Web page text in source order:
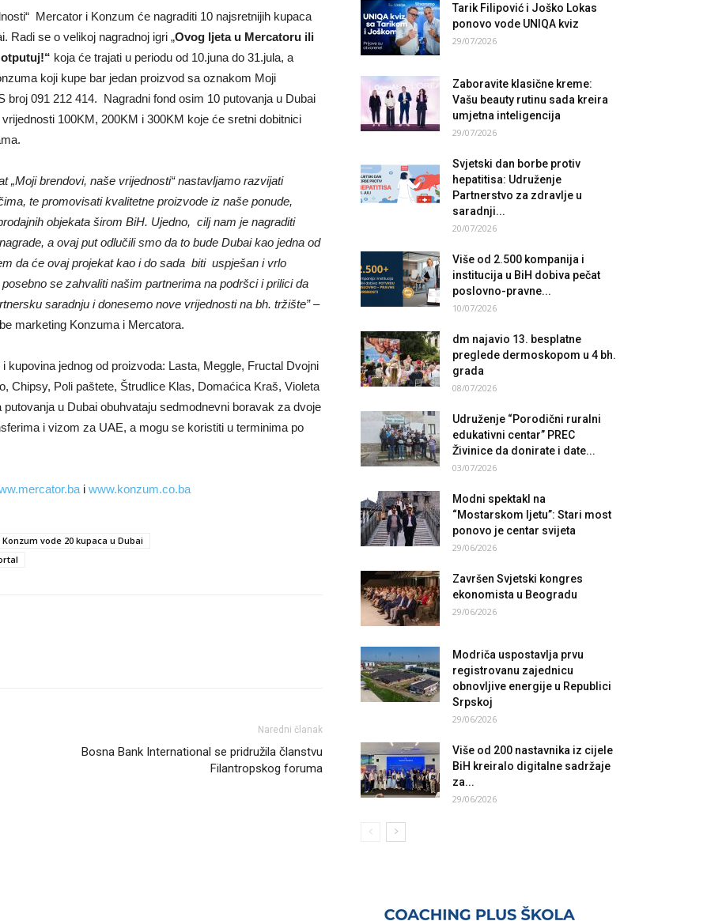
Mercator i Konzum će nagraditi 10 najsretnijih kupaca
Radi se o velikoj nagradnoj igri „Ovog ljeta u Mercatoru ili
koja će trajati u periodu od 10.juna do 31.jula, a
koji kupe bar jedan proizvod sa oznakom Moji
broj 091 212 414. Nagradni fond osim 10 putovanja u Dubai
100KM, 200KM i 300KM koje će sretni dobitnici
„Moji brendovi, naše vrijednosti“ nastavljamo razvijati
te promovisati kvalitetne proizvode iz naše ponude,
objekata širom BiH. Ujedno, cilj nam je nagraditi
a ovaj put odlučili smo da to bude Dubai kao jedna od
da će ovaj projekat kao i do sada biti uspješan i vrlo
se zahvaliti našim partnerima na podršci i prilici da
saradnju i donesemo nove vrijednosti na bh. tržište” –
marketing Konzuma i Mercatora.
kupovina jednog od proizvoda: Lasta, Meggle, Fructal Dvojni
Chipsy, Poli paštete, Štrudlice Klas, Domaćica Kraš, Violeta
u Dubai obuhvataju sedmodnevni boravak za dvoje
i vizom za UAE, a mogu se koristiti u terminima po
i www.konzum.co.ba
vode 20 kupaca u Dubai
Naredni članak
Bosna Bank International se pridružila članstvu
Filantropskog foruma
Tarik Filipović i Joško Lokas
ponovo vode UNIQA kviz
29/07/2026
Zaboravite klasične kreme:
Vašu beauty rutinu sada kreira
umjetna inteligencija
29/07/2026
Svjetski dan borbe protiv
hepatitisa: Udruženje
Partnerstvo za zdravlje u
saradnji...
20/07/2026
Više od 2.500 kompanija i
institucija u BiH dobiva pečat
poslovno-pravne...
10/07/2026
dm najavio 13. besplatne
preglede dermoskopom u 4 bh.
grada
08/07/2026
Udruženje “Porodični ruralni
edukativni centar” PREC
Živinice da donirate i date...
03/07/2026
Modni spektakl na
“Mostarskom ljetu”: Stari most
ponovo je centar svijeta
29/06/2026
Završen Svjetski kongres
ekonomista u Beogradu
29/06/2026
Modriča uspostavlja prvu
registrovanu zajednicu
obnovljive energije u Republici
Srpskoj
29/06/2026
Više od 200 nastavnika iz cijele
BiH kreiralo digitalne sadržaje
za...
29/06/2026